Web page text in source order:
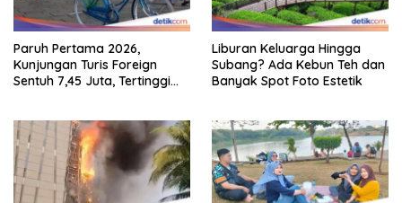
Paruh Pertama 2026,
Kunjungan Turis Foreign
Sentuh 7,45 Juta, Tertinggi
Liburan Keluarga Hingga
Subang? Ada Kebun Teh dan
Banyak Spot Foto Estetik